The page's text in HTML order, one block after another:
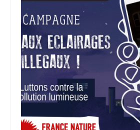
Adhérer
PROJETS
LE WATT CITOYEN
Parc Photovoltaïque
Structure juridique
Les lettres aux sociétaires